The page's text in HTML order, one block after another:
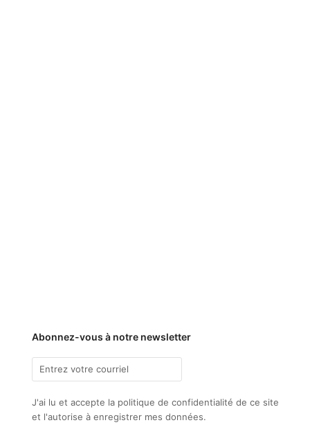
Abonnez-vous à notre newsletter
J'ai lu et accepte la politique de confidentialité de ce site
et l'autorise à enregistrer mes données.